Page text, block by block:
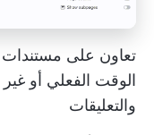
الوقت الفعلي أو
والتعليقات